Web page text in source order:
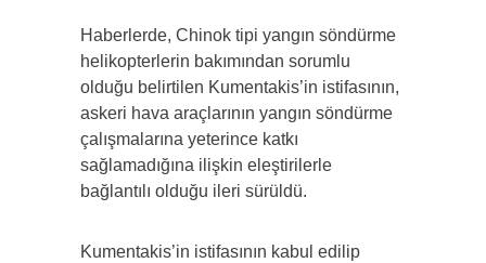
Haberlerde, Chinok tipi yangın söndürme
helikopterlerin bakımından sorumlu
olduğu belirtilen Kumentakis’in istifasının,
askeri hava araçlarının yangın söndürme
çalışmalarına yeterince katkı
sağlamadığına ilişkin eleştirilerle
bağlantılı olduğu ileri sürüldü.
Kumentakis’in istifasının kabul edilip